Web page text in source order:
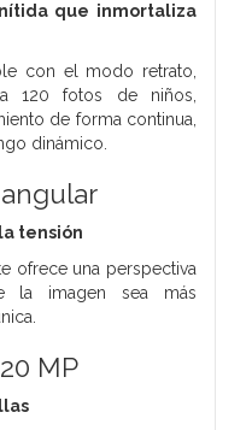
que inmortaliza
con el modo retrato,
120 fotos de niños,
de forma continua,
dinámico.
tensión
ofrece una perspectiva
la imagen sea más
MP